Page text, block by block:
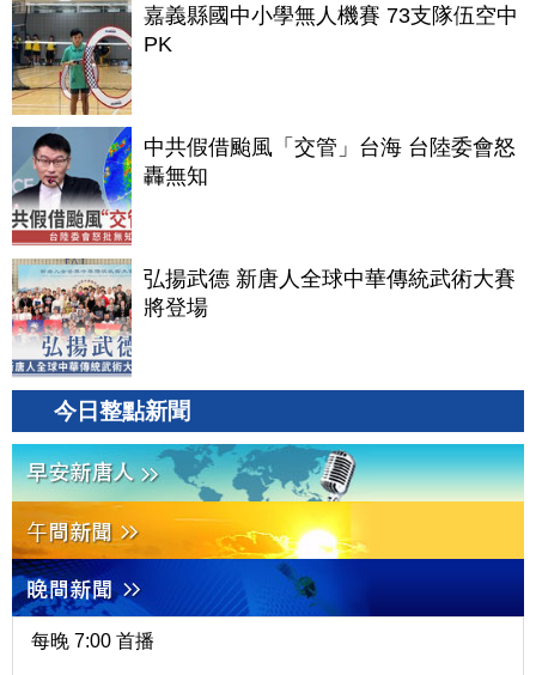
嘉義縣國中小學無人機賽 73支隊伍空中
PK
中共假借颱風「交管」台海 台陸委會怒
轟無知
弘揚武德 新唐人全球中華傳統武術大賽
將登場
今日整點新聞
每晚 7:00 首播